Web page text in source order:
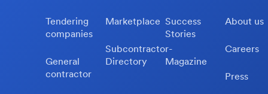
Tendering
companies
General
contractor
Marketplace
Subcontractor-
Directory
Success
Stories
Magazine
About us
Careers
Press